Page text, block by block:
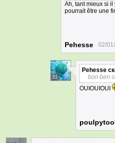
Ah, tant mieux si
pourrait être une
Pehesse 02/
31
Pehesse
bon ben
OUIOUIOUI